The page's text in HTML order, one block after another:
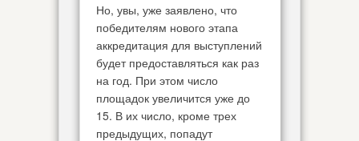
Но, увы, уже заявлено, что
победителям нового этапа
аккредитация для выступлений
будет предоставляться как раз
на год. При этом число
площадок увеличится уже до
15. В их число, кроме трех
предыдущих, попадут